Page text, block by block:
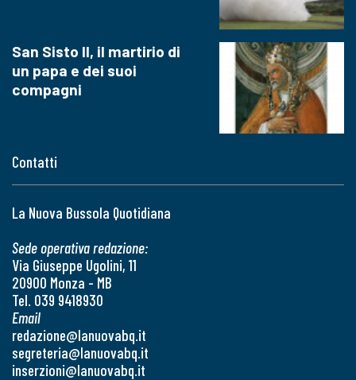
Contatti
La Nuova Bussola Quotidiana
Sede operativa redazione:
Via Giuseppe Ugolini, 11
20900 Monza - MB
Tel. 039 9418930
Email
redazione@lanuovabq.it
segreteria@lanuovabq.it
inserzioni@lanuovabq.it
San Sisto II, il martirio di
un papa e dei suoi
compagni